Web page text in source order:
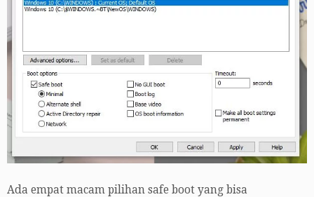
Ada empat macam pilihan safe boot yang bisa